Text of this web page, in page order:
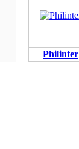
Philinter